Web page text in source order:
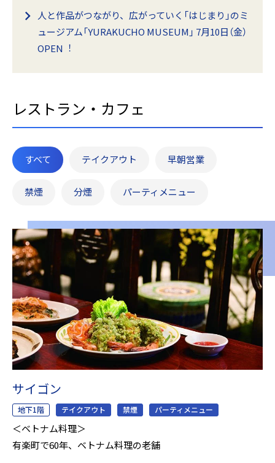
人と作品がつながり、広がっていく「はじまり」のミ
ュージアム「YURAKUCHO MUSEUM」 7月10日（金）
OPEN︕
レストラン・カフェ
すべて テイクアウト 早朝営業
禁煙 分煙 パーティメニュー
サイゴン
地下1階 テイクアウト 禁煙 パーティメニュー
＜ベトナム料理＞
有楽町で60年、ベトナム料理の老舗